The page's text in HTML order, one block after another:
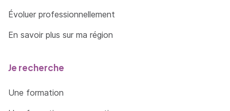
Évoluer professionnellement
En savoir plus sur ma région
Je recherche
Une formation